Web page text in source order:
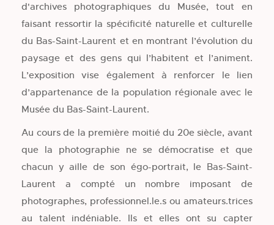
d'archives photographiques du Musée, tout en
faisant ressortir la spécificité naturelle et culturelle
du Bas-Saint-Laurent et en montrant l’évolution du
paysage et des gens qui l’habitent et l’animent.
L’exposition vise également à renforcer le lien
d’appartenance de la population régionale avec le
Musée du Bas-Saint-Laurent.
Au cours de la première moitié du 20e siècle, avant
que la photographie ne se démocratise et que
chacun y aille de son égo-portrait, le Bas-Saint-
Laurent a compté un nombre imposant de
photographes, professionnel.le.s ou amateurs.trices
au talent indéniable. Ils et elles ont su capter